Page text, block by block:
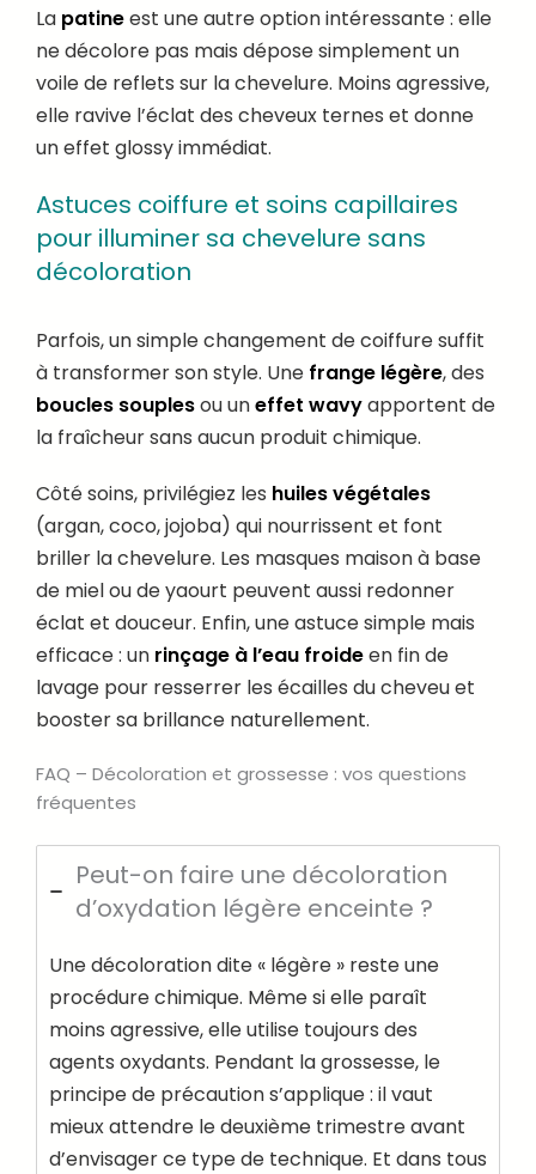
La patineest une autre option intéressante : elle
ne décolore pas mais dépose simplement un
voile de reflets sur la chevelure. Moins agressive,
elle ravive l’éclat des cheveux ternes et donne
un effet glossy immédiat.
Astuces coiffure et soins capillaires
pour illuminer sa chevelure sans
décoloration
Parfois, un simple changement de coiffure suffit
à transformer son style. Une frange légère, des
boucles souplesou uneffet wavyapportent de
la fraîcheur sans aucun produit chimique.
Côté soins, privilégiez les huiles végétales
(argan, coco, jojoba) qui nourrissent et font
briller la chevelure. Les masques maison à base
de miel ou de yaourt peuvent aussi redonner
éclat et douceur. Enfin, une astuce simple mais
efficace : un rinçage à l’eau froideen fin de
lavage pour resserrer les écailles du cheveu et
booster sa brillance naturellement.
FAQ – Décoloration et grossesse : vos questions
fréquentes
Peut-on faire une décoloration
d’oxydation légère enceinte ?
Une décoloration dite « légère » reste une
procédure chimique. Même si elle paraît
moins agressive, elle utilise toujours des
agents oxydants. Pendant la grossesse, le
principe de précaution s’applique : il vaut
mieux attendre le deuxième trimestre avant
d’envisager ce type de technique. Et dans tous